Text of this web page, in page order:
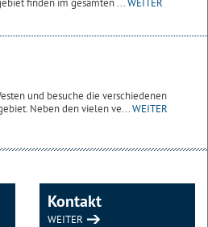
finden im gesamten ...WEITER
und besuche die verschiedenen
Neben den vielen ve...WEITER
Kontakt
WEITER